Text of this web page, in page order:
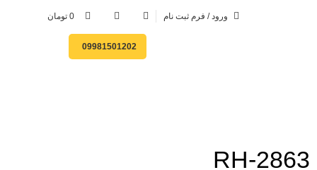
ورود / فرم ثبت نام 0 تومان
09981501202